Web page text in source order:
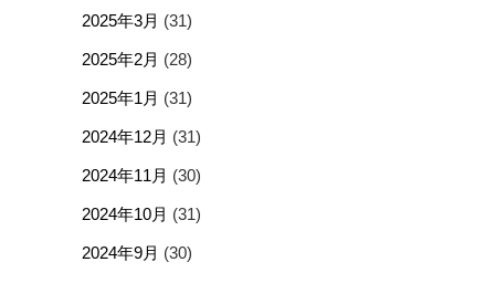
2025年3月 (31)
2025年2月 (28)
2025年1月 (31)
2024年12月 (31)
2024年11月 (30)
2024年10月 (31)
2024年9月 (30)